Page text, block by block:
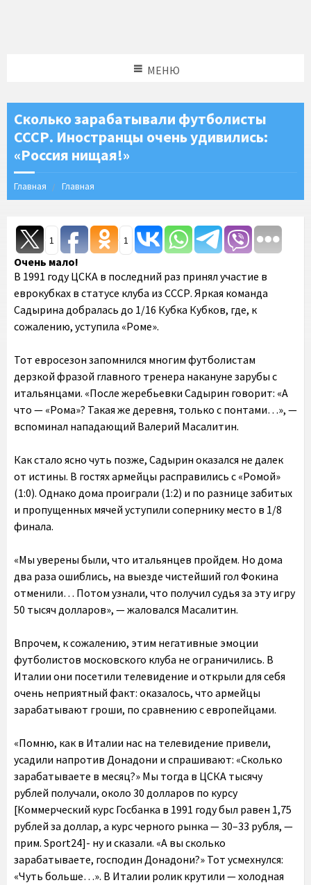
МЕНЮ
Сколько зарабатывали футболисты
СССР. Иностранцы очень удивились:
«Россия нищая!»
Главная Главная
1 1
Очень мало!
В 1991 году ЦСКА в последний раз принял участие в
еврокубках в статусе клуба из СССР. Яркая команда
Садырина добралась до 1/16 Кубка Кубков, где, к
сожалению, уступила «Роме».
Тот евросезон запомнился многим футболистам
дерзкой фразой главного тренера накануне зарубы с
итальянцами. «После жеребьевки Садырин говорит: «А
что — «Рома»? Такая же деревня, только с понтами…», —
вспоминал нападающий Валерий Масалитин.
Как стало ясно чуть позже, Садырин оказался не далек
от истины. В гостях армейцы расправились с «Ромой»
(1:0). Однако дома проиграли (1:2) и по разнице забитых
и пропущенных мячей уступили сопернику место в 1/8
финала.
«Мы уверены были, что итальянцев пройдем. Но дома
два раза ошиблись, на выезде чистейший гол Фокина
отменили… Потом узнали, что получил судья за эту игру
50 тысяч долларов», — жаловался Масалитин.
Впрочем, к сожалению, этим негативные эмоции
футболистов московского клуба не ограничились. В
Италии они посетили телевидение и открыли для себя
очень неприятный факт: оказалось, что армейцы
зарабатывают гроши, по сравнению с европейцами.
«Помню, как в Италии нас на телевидение привели,
усадили напротив Донадони и спрашивают: «Сколько
зарабатываете в месяц?» Мы тогда в ЦСКА тысячу
рублей получали, около 30 долларов по курсу
[Коммерческий курс Госбанка в 1991 году был равен 1,75
рублей за доллар, а курс черного рынка — 30–33 рубля, —
прим. Sport24]- ну и сказали. «А вы сколько
зарабатываете, господин Донадони?» Тот усмехнулся:
«Чуть больше…». В Италии ролик крутили — холодная